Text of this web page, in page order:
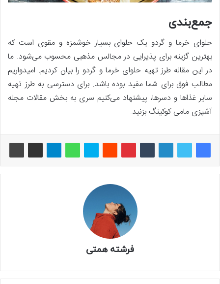
جمع‌بندی
حلوای خرما و گردو یک حلوای بسیار خوشمزه و مقوی است که
بهترین گزینه برای پذیرایی در مجالس مذهبی محسوب می‌شود. ما
در این مقاله طرز تهیه حلوای خرما و گردو را بیان کردیم. امیدواریم
مطالب فوق برای شما مفید بوده باشد. برای دسترسی به طرز تهیه
سایر غذاها و دسرها، پیشنهاد می‌کنیم سری به بخش مقالات مجله
آشپزی مامی کوکینگ بزنید.
فرشته همتی